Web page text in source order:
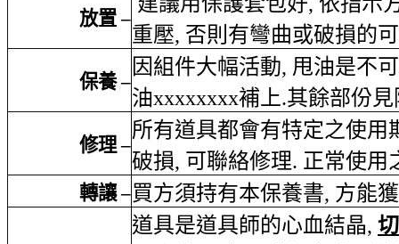
放置 –
重壓, 否則有彎曲或破損的
保養 –
因組件大幅活動, 甩油是不
油xxxxxxxx補上.其餘部份見
修理 –
所有道具都會有特定之使用
破損, 可聯絡修理. 正常使用
轉讓 –買方須持有本保養書, 方能
道具是道具師的心血結晶,